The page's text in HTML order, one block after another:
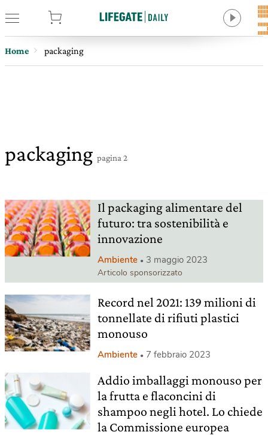
Home packaging
packaging pagina 2
Il packaging alimentare del
futuro: tra sostenibilità e
innovazione
Ambiente 3 maggio 2023
Articolo sponsorizzato
Record nel 2021: 139 milioni di
tonnellate di rifiuti plastici
monouso
Ambiente 7 febbraio 2023
Addio imballaggi monouso per
la frutta e flaconcini di
shampoo negli hotel. Lo chiede
la Commissione europea